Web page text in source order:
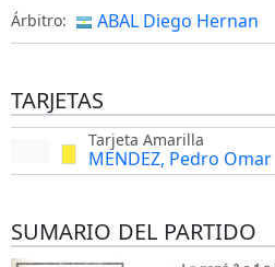
Árbitro: ABAL Diego Hernan
TARJETAS
Tarjeta Amarilla
MENDEZ, Pedro Omar
SUMARIO DEL PARTIDO